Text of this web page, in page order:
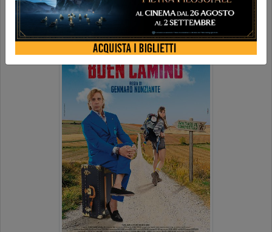
BUEN CAMINO